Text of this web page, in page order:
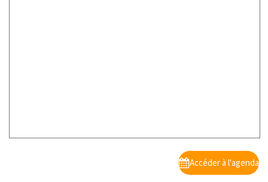
Accéder à l'agenda